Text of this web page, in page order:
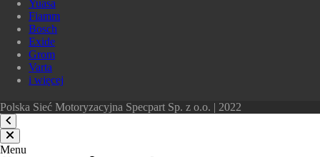
Yuasa
Fiamm
Bosch
Exide
Grom
Varta
i więcej
Polska Sieć Motoryzacyjna Specpart Sp. z o.o. | 2022
Menu